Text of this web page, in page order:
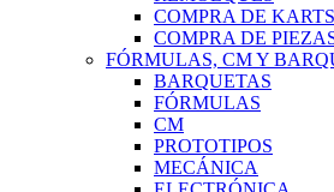
COMPRA DE KARTS
COMPRA DE
FÓRMULAS, CM Y
BARQUETAS
FÓRMULAS
CM
PROTOTIPOS
MECÁNICA